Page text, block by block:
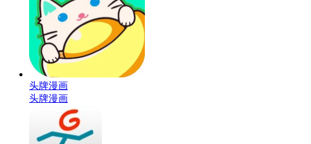
头牌漫画
头牌漫画